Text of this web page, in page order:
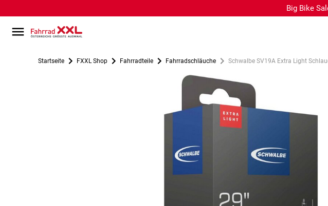
Big Bike
Startseite FXXL Shop Fahrradteile Fahrradschläuche Schwalbe SV19A Extra Light